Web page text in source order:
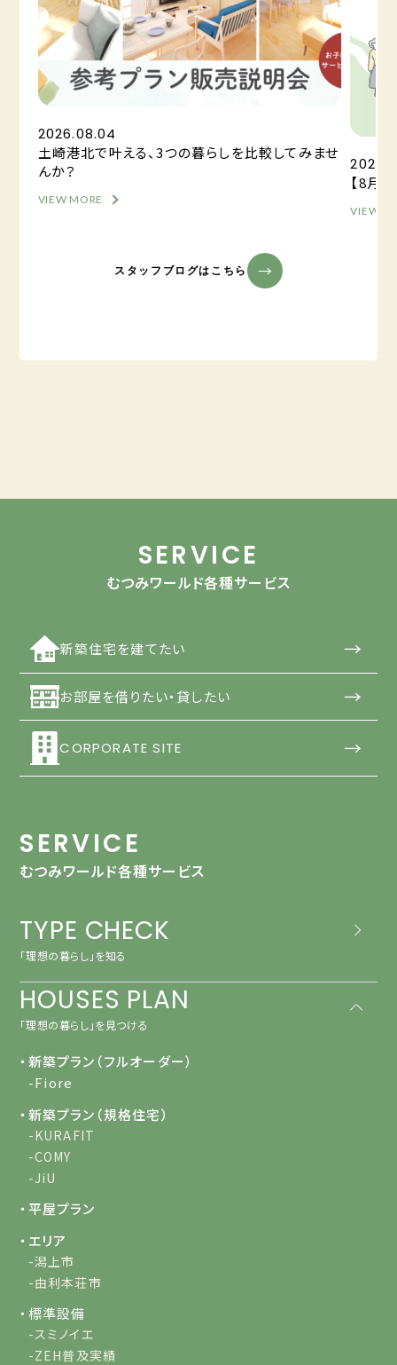
2026.08.04
土崎港北で叶える、3つの暮らしを比較してみませ
んか？
VIEW MORE
【8月
VIEW
スタッフブログはこちら
SERVICE
むつみワールド各種サービス
新築住宅を建てたい →
お部屋を借りたい・貸したい →
CORPORATE SITE →
SERVICE
むつみワールド各種サービス
TYPE CHECK
「理想の暮らし」を知る
HOUSES PLAN
「理想の暮らし」を見つける
・新築プラン（フルオーダー）
-Fiore
・新築プラン（規格住宅）
-KURAFIT
-COMY
-JiU
・平屋プラン
・エリア
-潟上市
-由利本荘市
・標準設備
-スミノイエ
-ZEH普及実績